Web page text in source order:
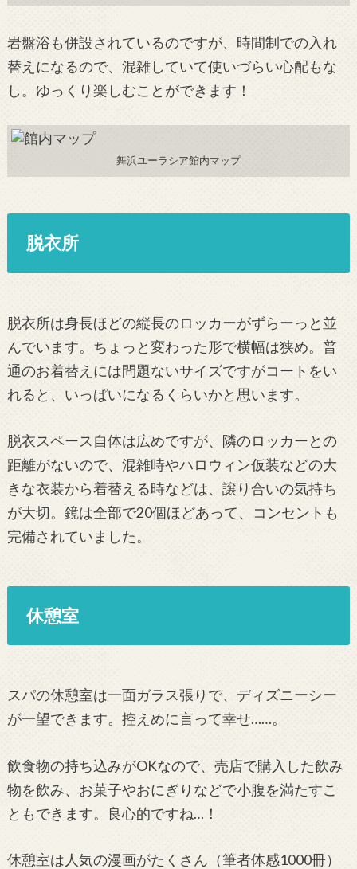
岩盤浴も併設されているのですが、時間制での入れ
替えになるので、混雑していて使いづらい心配もな
し。ゆっくり楽しむことができます！
舞浜ユーラシア館内マップ
脱衣所
脱衣所は身長ほどの縦長のロッカーがずらーっと並
んでいます。ちょっと変わった形で横幅は狭め。普
通のお着替えには問題ないサイズですがコートをい
れると、いっぱいになるくらいかと思います。
脱衣スペース自体は広めですが、隣のロッカーとの
距離がないので、混雑時やハロウィン仮装などの大
きな衣装から着替える時などは、譲り合いの気持ち
が大切。鏡は全部で20個ほどあって、コンセントも
完備されていました。
休憩室
スパの休憩室は一面ガラス張りで、ディズニーシー
が一望できます。控えめに言って幸せ……。
飲食物の持ち込みがOKなので、売店で購入した飲み
物を飲み、お菓子やおにぎりなどで小腹を満たすこ
ともできます。良心的ですね…！
休憩室は人気の漫画がたくさん（筆者体感1000冊）